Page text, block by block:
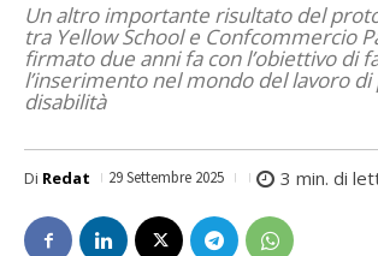
Un altro importante risultato del
tra Yellow School e Confcommercio
firmato due anni fa con l’obiettivo di
l’inserimento nel mondo del lavoro
disabilità
Di Redat 29 Settembre 2025 3 min. di